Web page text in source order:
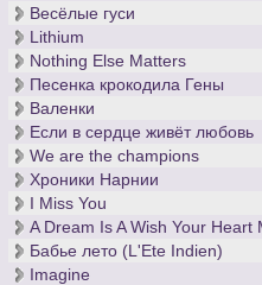
Весёлые гуси
Lithium
Nothing Else Matters
Песенка крокодила Гены
Валенки
Если в сердце живёт любовь
We are the champions
Хроники Нарнии
I Miss You
A Dream Is A Wish Your Heart
Бабье лето (L'Ete Indien)
Imagine